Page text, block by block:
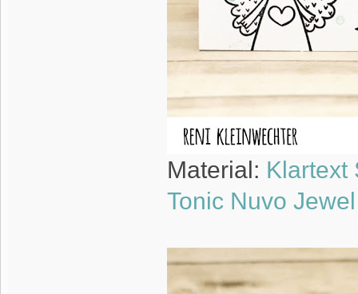
Material: Klartext
Tonic Nuvo